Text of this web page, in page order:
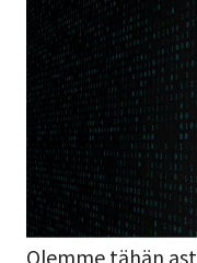
Olemme tähän